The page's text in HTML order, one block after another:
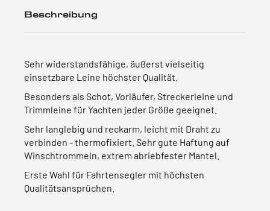
Beschreibung
Sehr widerstandsfähige, äußerst vielseitig
einsetzbare Leine höchster Qualität.
Besonders als Schot, Vorläufer, Streckerleine und
Trimmleine für Yachten jeder Größe geeignet.
Sehr langlebig und reckarm, leicht mit Draht zu
verbinden - thermofixiert. Sehr gute Haftung auf
Winschtrommeln, extrem abriebfester Mantel.
Erste Wahl für Fahrtensegler mit höchsten
Qualitätsansprüchen.